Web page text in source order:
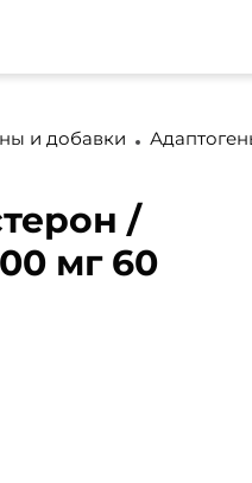
и добавки
/
мг 60